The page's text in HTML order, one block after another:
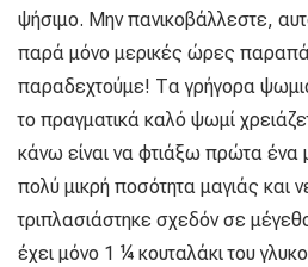
ψήσιμο. Μην πανικοβάλλεστε,
παρά μόνο μερικές ώρες
παραδεχτούμε! Τα γρήγορα
το πραγματικά καλό ψωμί
κάνω είναι να φτιάξω πρώτα ένα
πολύ μικρή ποσότητα μαγιάς και
τριπλασιάστηκε σχεδόν σε
έχει μόνο 1 ¼ κουταλάκι του